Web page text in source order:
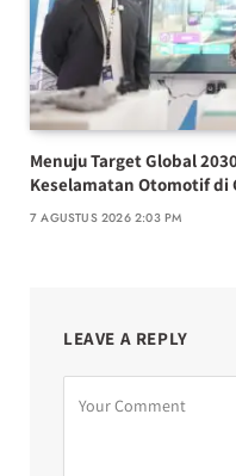
Menuju Target Global
Keselamatan Otomotif di
7 AGUSTUS 2026 2:03 PM
LEAVE A REPLY